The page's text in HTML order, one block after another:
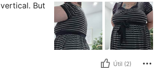
But
Útil (2)